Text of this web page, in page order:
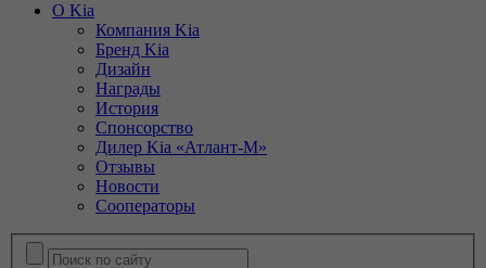
О Kia
Компания Kia
Бренд Kia
Дизайн
Награды
История
Спонсорство
Дилер Kia «Атлант-М»
Отзывы
Новости
Сооператоры